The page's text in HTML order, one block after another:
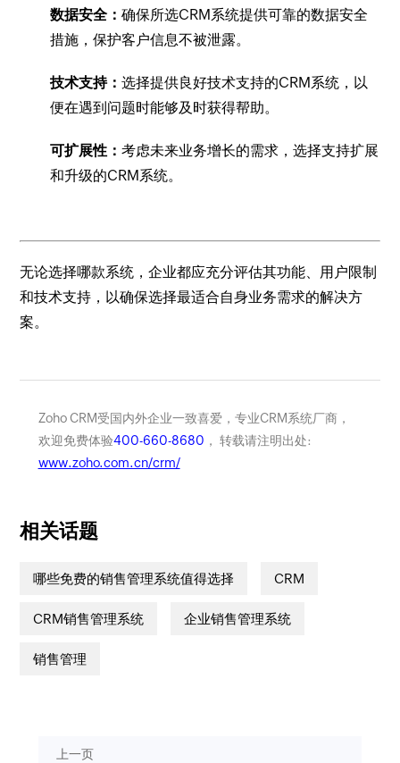
数据安全：确保所选CRM系统提供可靠的数据安全
措施，保护客户信息不被泄露。
技术支持：选择提供良好技术支持的CRM系统，以
便在遇到问题时能够及时获得帮助。
可扩展性：考虑未来业务增长的需求，选择支持扩展
和升级的CRM系统。
无论选择哪款系统，企业都应充分评估其功能、用户限制
和技术支持，以确保选择最适合自身业务需求的解决方
案。
Zoho CRM受国内外企业一致喜爱，专业CRM系统厂商，
欢迎免费体验400-660-8680 ， 转载请注明出处:
www.zoho.com.cn/crm/
相关话题
哪些免费的销售管理系统值得选择 CRM
CRM销售管理系统 企业销售管理系统
销售管理
上一页